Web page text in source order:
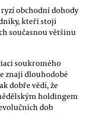
ryzí obchodní dohody
kteří stojí
současnou většinu
soukromého
znají dlouhodobé
dobře vědí, že
holdingem
dob